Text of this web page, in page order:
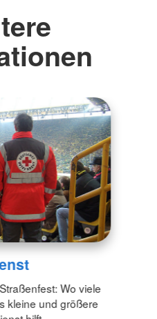
Wo viele
kleine und größere